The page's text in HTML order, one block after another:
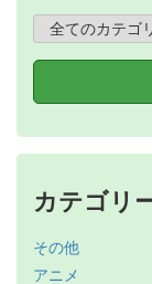
カテゴリ
その他
アニメ